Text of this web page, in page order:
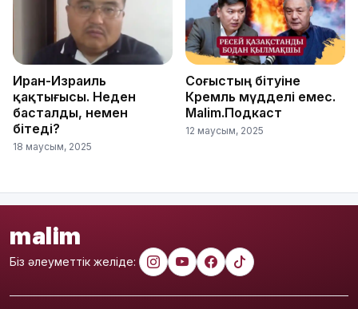
Иран-Израиль
қақтығысы. Неден
басталды, немен
бітеді?
18 маусым, 2025
Соғыстың бітуіне
Кремль мүдделі емес.
Malim.Подкаст
12 маусым, 2025
malim
Біз әлеуметтік желіде: